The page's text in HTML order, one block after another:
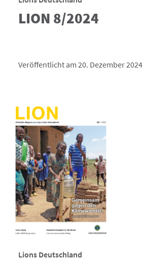
LION 8/2024
Veröffentlicht am 20. Dezember 2024
Lions Deutschland